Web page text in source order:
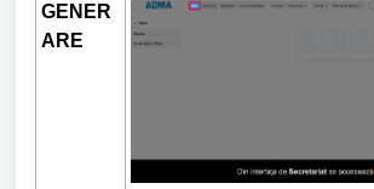
GENER
ARE